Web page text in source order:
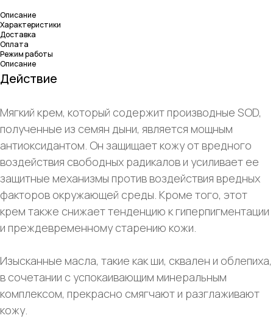
Описание
Характеристики
Доставка
Оплата
Режим работы
Описание
Действие
Мягкий крем, который содержит производные SOD,
полученные из семян дыни, является мощным
антиоксидантом. Он защищает кожу от вредного
воздействия свободных радикалов и усиливает ее
защитные механизмы против воздействия вредных
факторов окружающей среды. Кроме того, этот
крем также снижает тенденцию к гиперпигментации
и преждевременному старению кожи.
Изысканные масла, такие как ши, сквален и облепиха,
в сочетании с успокаивающим минеральным
комплексом, прекрасно смягчают и разглаживают
кожу.